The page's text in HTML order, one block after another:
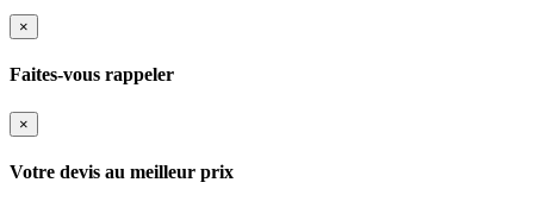
×
Faites-vous rappeler
×
Votre devis au meilleur prix